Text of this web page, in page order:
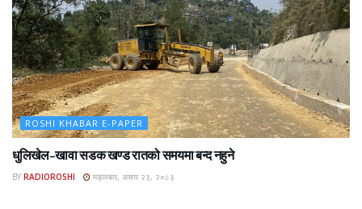
ROSHI KHABAR E-PAPER
धुलिखेल–खावा सडक खण्ड रातको समयमा बन्द नहुने
BY RADIOROSHI मङ्लबार, असार २३, २०८३